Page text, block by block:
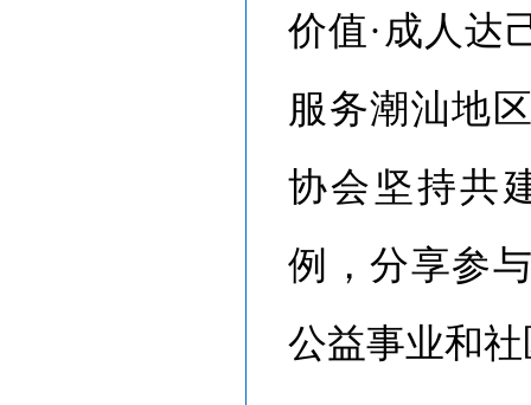
价值·成人达
服务潮汕地
协会坚持共
例，分享参
公益事业和